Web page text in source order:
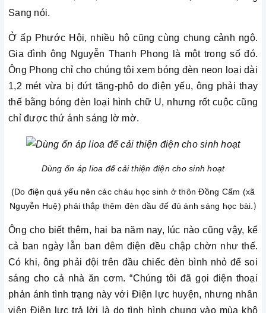
Sang nói.
Ở ấp Phước Hội, nhiều hộ cũng cùng chung cảnh ngộ.
Gia đình ông Nguyễn Thanh Phong là một trong số đó.
Ông Phong chỉ cho chúng tôi xem bóng đèn neon loại dài
1,2 mét vừa bị đứt tăng-phô do điện yếu, ông phải thay
thế bằng bóng đèn loại hình chữ U, nhưng rốt cuộc cũng
chỉ được thứ ánh sáng lờ mờ.
Dùng ổn áp lioa để cải thiện điện cho sinh hoạt
(Do điện quá yếu nên các cháu học sinh ở thôn Đồng Cấm (xã
Nguyễn Huệ) phải thắp thêm đèn dầu để đủ ánh sáng học bài. )
Ông cho biết thêm, hai ba năm nay, lúc nào cũng vậy, kể
cả ban ngày lẫn ban đêm điện đều chập chờn như thế.
Có khi, ông phải đội trên đầu chiếc đèn bình nhỏ để soi
sáng cho cả nhà ăn cơm. “Chúng tôi đã gọi điện thoại
phản ánh tình trạng này với Điện lực huyện, nhưng nhân
viên Điện lực trả lời là do tình hình chung vào mùa khô